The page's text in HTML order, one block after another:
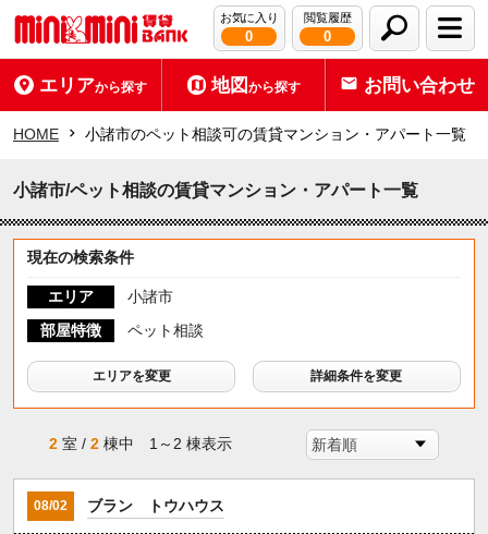
お気に入り
0
閲覧履歴
0
エリアから探す 地図から探す お問い合わせ
HOME 小諸市のペット相談可の賃貸マンション・アパート一覧
小諸市/ペット相談の賃貸マンション・アパート一覧
現在の検索条件
エリア
小諸市
部屋特徴
ペット相談
エリアを変更 詳細条件を変更
2 室 /2 棟中 1～2 棟表示
08/02 ブラン トウハウス